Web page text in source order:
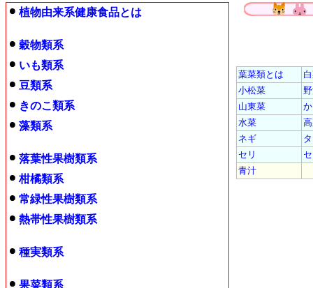
葉菜類とは
小松菜
山東菜
水菜
ネギ
セリ
青汁
植物由来系健康食品とは
穀物類系
いも類系
豆類系
きのこ類系
藻類系
落葉性果樹類系
柑橘類系
常緑性果樹類系
熱帯性果樹類系
種実類系
果菜類系